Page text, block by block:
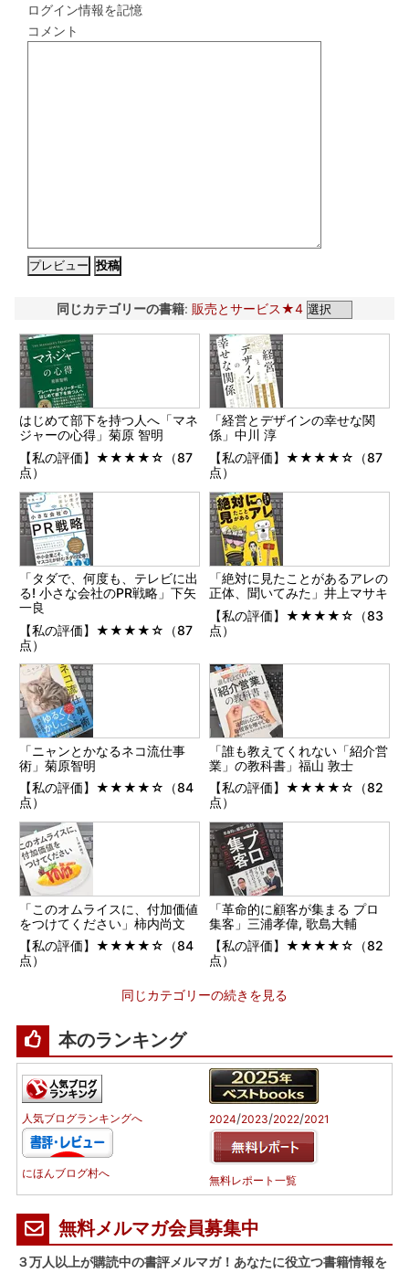
ログイン情報を記憶
コメント
同じカテゴリーの書籍: 販売とサービス★4
はじめて部下を持つ人へ「マネ
ジャーの心得」菊原 智明
【私の評価】★★★★☆（87
点）
「経営とデザインの幸せな関
係」中川 淳
【私の評価】★★★★☆（87
点）
「タダで、何度も、テレビに出
る! 小さな会社のPR戦略」下矢
一良
【私の評価】★★★★☆（87
点）
「絶対に見たことがあるアレの
正体、聞いてみた」井上マサキ
【私の評価】★★★★☆（83
点）
「ニャンとかなるネコ流仕事
術」菊原智明
【私の評価】★★★★☆（84
点）
「誰も教えてくれない「紹介営
業」の教科書」福山 敦士
【私の評価】★★★★☆（82
点）
「このオムライスに、付加価値
をつけてください」柿内尚文
【私の評価】★★★★☆（84
点）
「革命的に顧客が集まる プロ
集客」三浦孝偉, 歌島大輔
【私の評価】★★★★☆（82
点）
同じカテゴリーの続きを見る
本のランキング
人気ブログランキングへ
にほんブログ村へ
2024/2023/2022/2021
無料レポート一覧
無料メルマガ会員募集中
３万人以上が購読中の書評メルマガ！あなたに役立つ書籍情報を